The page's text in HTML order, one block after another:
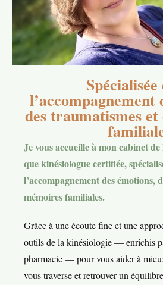
Spécialisée
l’accompagnement
des traumatismes
Je vous accueille à mon cabinet
que kinésiologue certifiée,
l’accompagnement des émotions,
mémoires familiales.
Grâce à une écoute fine et une
outils de la kinésiologie — enrichis
pharmacie — pour vous aider à
vous traverse et retrouver un